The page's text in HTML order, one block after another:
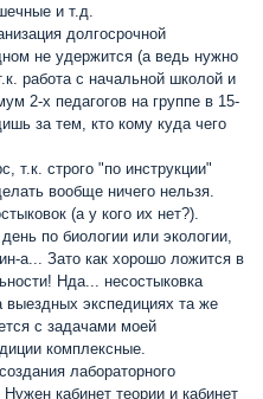
и т.д.
долгосрочной
не удержится (а ведь нужно
работа с начальной школой и
2-х педагогов на группе в 15-
за тем, кто кому куда чего
т.к. строго "по инструкции"
вообще ничего нельзя.
(а у кого их нет?).
по биологии или экологии,
а... Зато как хорошо ложится в
Нда... несостыковка
выездных экспедициях та же
с задачами моей
комплексные.
лабораторного
кабинет теории и кабинет